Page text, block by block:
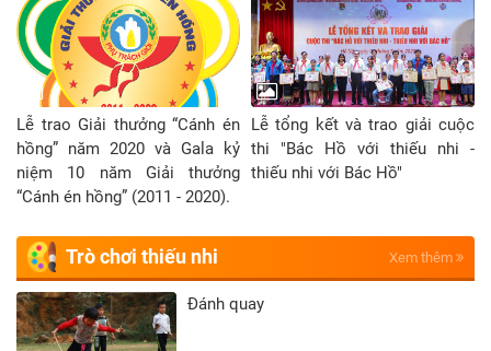
Lễ trao Giải thưởng “Cánh én
hồng” năm 2020 và Gala kỷ
niệm 10 năm Giải thưởng
“Cánh én hồng” (2011 - 2020).
Lễ tổng kết và trao giải cuộc
thi "Bác Hồ với thiếu nhi -
thiếu nhi với Bác Hồ"
Trò chơi thiếu nhi Xem thêm
Đánh quay